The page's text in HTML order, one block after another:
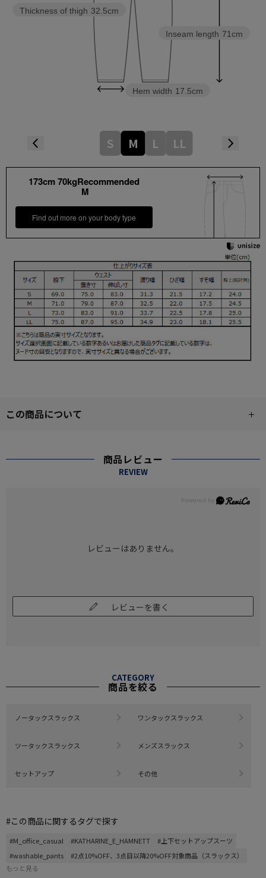
Inseam length 71cm
Hem width 17.5cm
Thickness of thigh 32.5cm
S M L LL
173cm 70kgRecommended
M
Find out more on your body type
この商品について
商品レビュー
REVIEW
レビューはありません。
レビューを書く
CATEGORY
商品を絞る
ノータックスラックス ワンタックスラックス
ツータックスラックス メンズスラックス
セットアップ その他
#この商品に関するタグで探す
#M_office_casual #KATHARINE_E_HAMNETT
#上下セットアップスーツ
#washable_pants
#2点10%OFF、3点目以降20%OFF対象商品（スラックス）
もっと見る